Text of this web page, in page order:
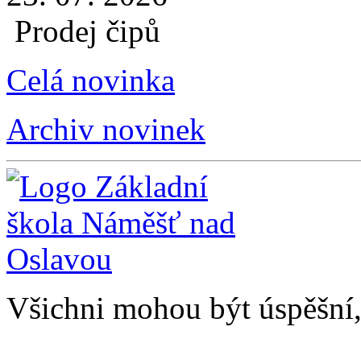
Prodej čipů
Celá novinka
Archiv novinek
Všichni mohou být